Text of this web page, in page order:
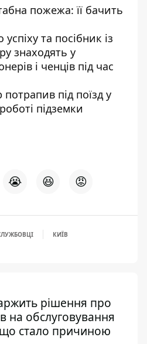
пожежа: її бачить
та посібник із
знаходять у
і ченців під час
під поїзд у
підземки
😭 😆 😡
КИЇВ
рішення про
на обслуговування
що стало причиною